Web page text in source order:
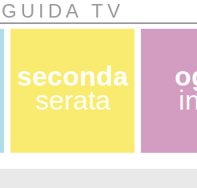
TV
seconda
serata